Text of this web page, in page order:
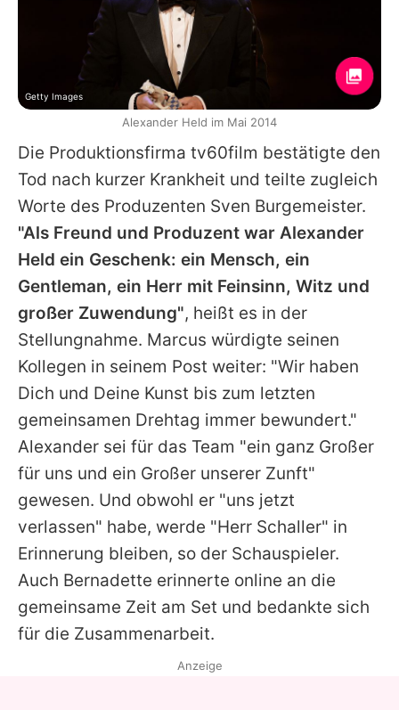
Die Produktionsfirma tv60film bestätigte den
Tod nach kurzer Krankheit und teilte zugleich
Worte des Produzenten Sven Burgemeister.
"Als Freund und Produzent war Alexander
Held ein Geschenk: ein Mensch, ein
Gentleman, ein Herr mit Feinsinn, Witz und
großer Zuwendung", heißt es in der
Stellungnahme. Marcus würdigte seinen
Kollegen in seinem Post weiter: "Wir haben
Dich und Deine Kunst bis zum letzten
gemeinsamen Drehtag immer bewundert."
Alexander sei für das Team "ein ganz Großer
für uns und ein Großer unserer Zunft"
gewesen. Und obwohl er "uns jetzt
verlassen" habe, werde "Herr Schaller" in
Erinnerung bleiben, so der Schauspieler.
Auch Bernadette erinnerte online an die
gemeinsame Zeit am Set und bedankte sich
für die Zusammenarbeit.
Getty Images
Alexander Held im Mai 2014
Anzeige